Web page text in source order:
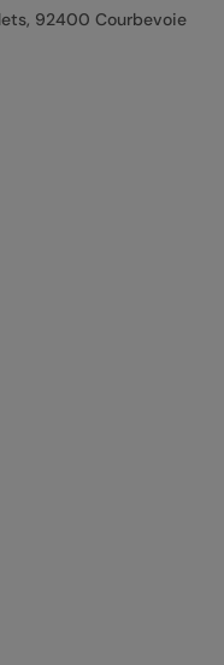
92400 Courbevoie